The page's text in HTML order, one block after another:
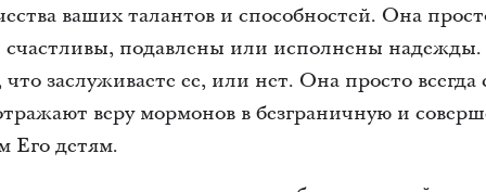
ваших талантов и способностей. Она
подавлены или исполнены надежды.
заслуживаете ее, или нет. Она просто всегда
веру мормонов в безграничную и
Его детям.